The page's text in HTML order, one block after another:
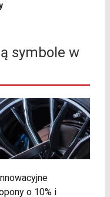
symbole w
o 10% i